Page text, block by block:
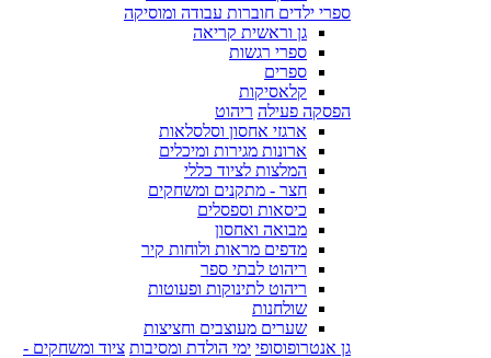
ספרי ילדים חוברות עבודה ומוסיקה
גן וראשית קריאה
ספרי רגשות
ספרים
קלאסיקות
הפסקה פעילה ריהוט
ארגזי אחסון וסלסלאות
ארונות מגירות ומיכלים
המלצות לציוד כללי
חצר - מתקנים ומשחקים
כיסאות וספסלים
מבואה ואחסון
מדפים מראות ולוחות קיר
ריהוט לבתי ספר
ריהוט לתינוקות ופעוטות
שולחנות
שערים מעוצבים וחציצות
גן אנטרופוסופי ימי הולדת ומסיבות ציוד ומשחקים -